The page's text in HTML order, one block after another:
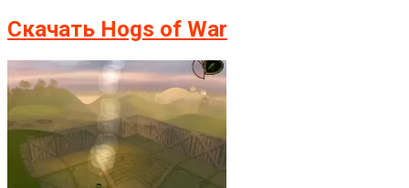
Скачать Hogs of War